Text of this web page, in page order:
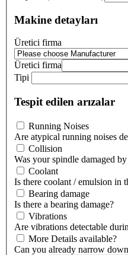
Makine detayları
Üretici firma
Üretici firma
Tipi
Tespit edilen arızalar
Running Noises
Are atypical running noises
Collision
Was your spindle damaged
Coolant
Is there coolant / emulsion in
Bearing damage
Is there a bearing damage?
Vibrations
Are vibrations detectable
More Details available?
Can you already narrow